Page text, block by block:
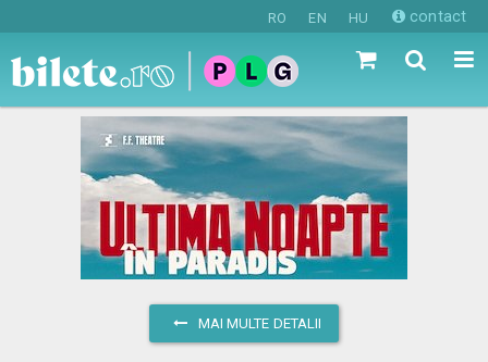
RO EN HU contact
MAI MULTE DETALII